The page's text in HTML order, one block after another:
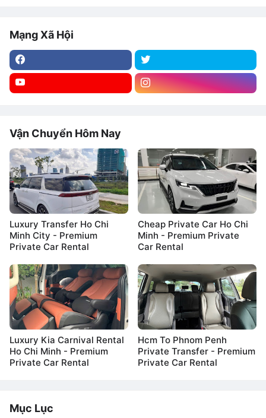
Mạng Xã Hội
Vận Chuyển Hôm Nay
Luxury Transfer Ho Chi
Minh City - Premium
Private Car Rental
Cheap Private Car Ho Chi
Minh - Premium Private
Car Rental
Luxury Kia Carnival Rental
Ho Chi Minh - Premium
Private Car Rental
Hcm To Phnom Penh
Private Transfer - Premium
Private Car Rental
Mục Lục